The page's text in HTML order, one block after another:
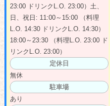
23:00 ドリンクL.O. 23:00）土、
日、祝日: 11:00～15:00 （料理
L.O. 14:30 ドリンクL.O. 14:30）
18:00～23:30 （料理L.O. 23:00 ド
リンクL.O. 23:00）
定休日
無休
駐車場
あり